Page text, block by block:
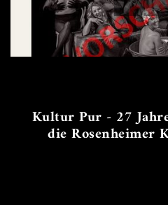
Kultur Pur - 27
die Rosenheimer